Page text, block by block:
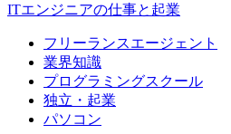
ITエンジニアの仕事と起業
フリーランスエージェント
業界知識
プログラミングスクール
独立・起業
パソコン